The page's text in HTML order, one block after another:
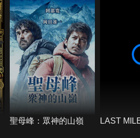
聖母峰：眾神的山嶺 LAST